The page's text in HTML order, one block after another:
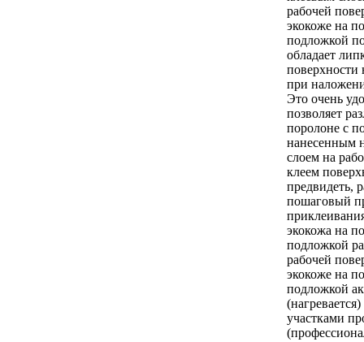
рабочей
экокоже на
подложкой
обладает
поверхности
при
Это очень
позволяет
поролоне с
нанесенным
слоем на
клеем
предвидеть,
пошаговый
экокожа на
подложкой
рабочей
экокоже на
подложкой
участками